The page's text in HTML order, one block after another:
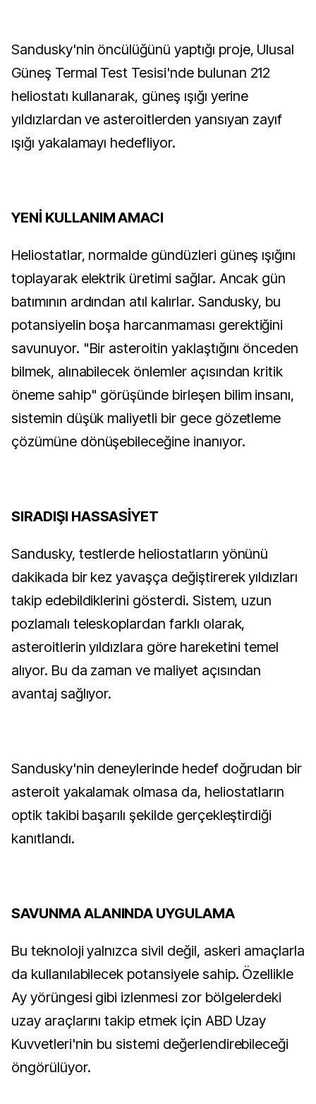
Sandusky'nin öncülüğünü yaptığı proje, Ulusal
Güneş Termal Test Tesisi'nde bulunan 212
heliostatı kullanarak, güneş ışığı yerine
yıldızlardan ve asteroitlerden yansıyan zayıf
ışığı yakalamayı hedefliyor.
YENİ KULLANIM AMACI
Heliostatlar, normalde gündüzleri güneş ışığını
toplayarak elektrik üretimi sağlar. Ancak gün
batımının ardından atıl kalırlar. Sandusky, bu
potansiyelin boşa harcanmaması gerektiğini
savunuyor. "Bir asteroitin yaklaştığını önceden
bilmek, alınabilecek önlemler açısından kritik
öneme sahip" görüşünde birleşen bilim insanı,
sistemin düşük maliyetli bir gece gözetleme
çözümüne dönüşebileceğine inanıyor.
SIRADIŞI HASSASİYET
Sandusky, testlerde heliostatların yönünü
dakikada bir kez yavaşça değiştirerek yıldızları
takip edebildiklerini gösterdi. Sistem, uzun
pozlamalı teleskoplardan farklı olarak,
asteroitlerin yıldızlara göre hareketini temel
alıyor. Bu da zaman ve maliyet açısından
avantaj sağlıyor.
Sandusky'nin deneylerinde hedef doğrudan bir
asteroit yakalamak olmasa da, heliostatların
optik takibi başarılı şekilde gerçekleştirdiği
kanıtlandı.
SAVUNMA ALANINDA UYGULAMA
Bu teknoloji yalnızca sivil değil, askeri amaçlarla
da kullanılabilecek potansiyele sahip. Özellikle
Ay yörüngesi gibi izlenmesi zor bölgelerdeki
uzay araçlarını takip etmek için ABD Uzay
Kuvvetleri'nin bu sistemi değerlendirebileceği
öngörülüyor.